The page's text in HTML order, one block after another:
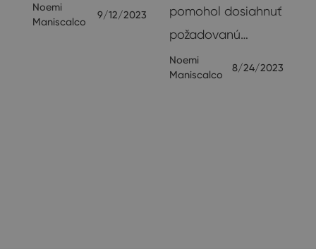
Noemi
Maniscalco
9/12/2023
pomohol dosiahnuť
požadovanú…
Noemi
Maniscalco
8/24/2023